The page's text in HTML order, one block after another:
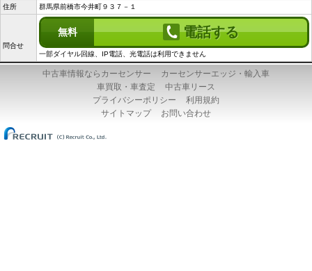
住所
群馬県前橋市今井町９３７－１
問合せ
無料 電話する
一部ダイヤル回線、IP電話、光電話は利用できません
中古車情報ならカーセンサー
カーセンサーエッジ・輸入車
車買取・車査定
中古車リース
プライバシーポリシー
利用規約
サイトマップ
お問い合わせ